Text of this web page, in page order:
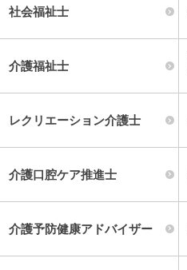
社会福祉士
介護福祉士
レクリエーション介護士
介護口腔ケア推進士
介護予防健康アドバイザー